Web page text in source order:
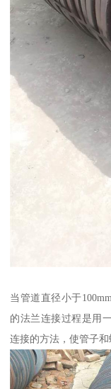
当管道直径小于
的法兰连接过程是用
连接的方法，使管子和